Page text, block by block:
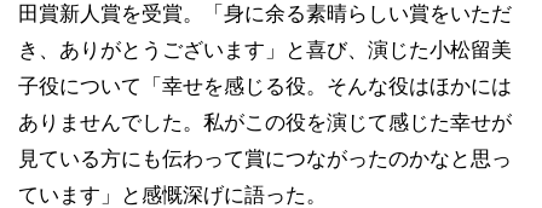
田賞新人賞を受賞。「身に余る素晴らしい賞をいただ
き、ありがとうございます」と喜び、演じた小松留美
子役について「幸せを感じる役。そんな役はほかには
ありませんでした。私がこの役を演じて感じた幸せが
見ている方にも伝わって賞につながったのかなと思っ
ています」と感慨深げに語った。